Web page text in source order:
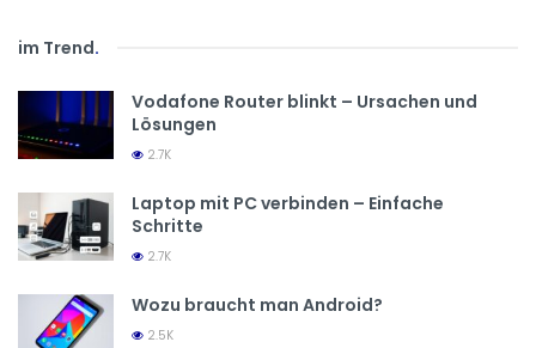
im Trend.
Vodafone Router blinkt – Ursachen und
Lösungen
2.7K
Laptop mit PC verbinden – Einfache
Schritte
2.7K
Wozu braucht man Android?
2.5K